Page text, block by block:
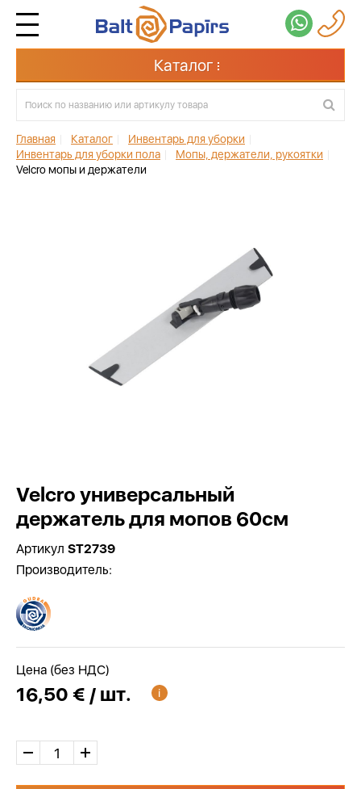
Каталог
Главная Каталог Инвентарь для уборки
Инвентарь для уборки пола
Мопы, держатели, рукоятки
Velcro мопы и держатели
Velcro универсальный
держатель для мопов 60см
Артикул ST2739
Производитель:
Цена (без НДС)
16,50 € / шт.